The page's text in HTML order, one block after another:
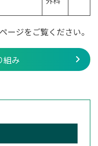
ージをご覧ください。
組み